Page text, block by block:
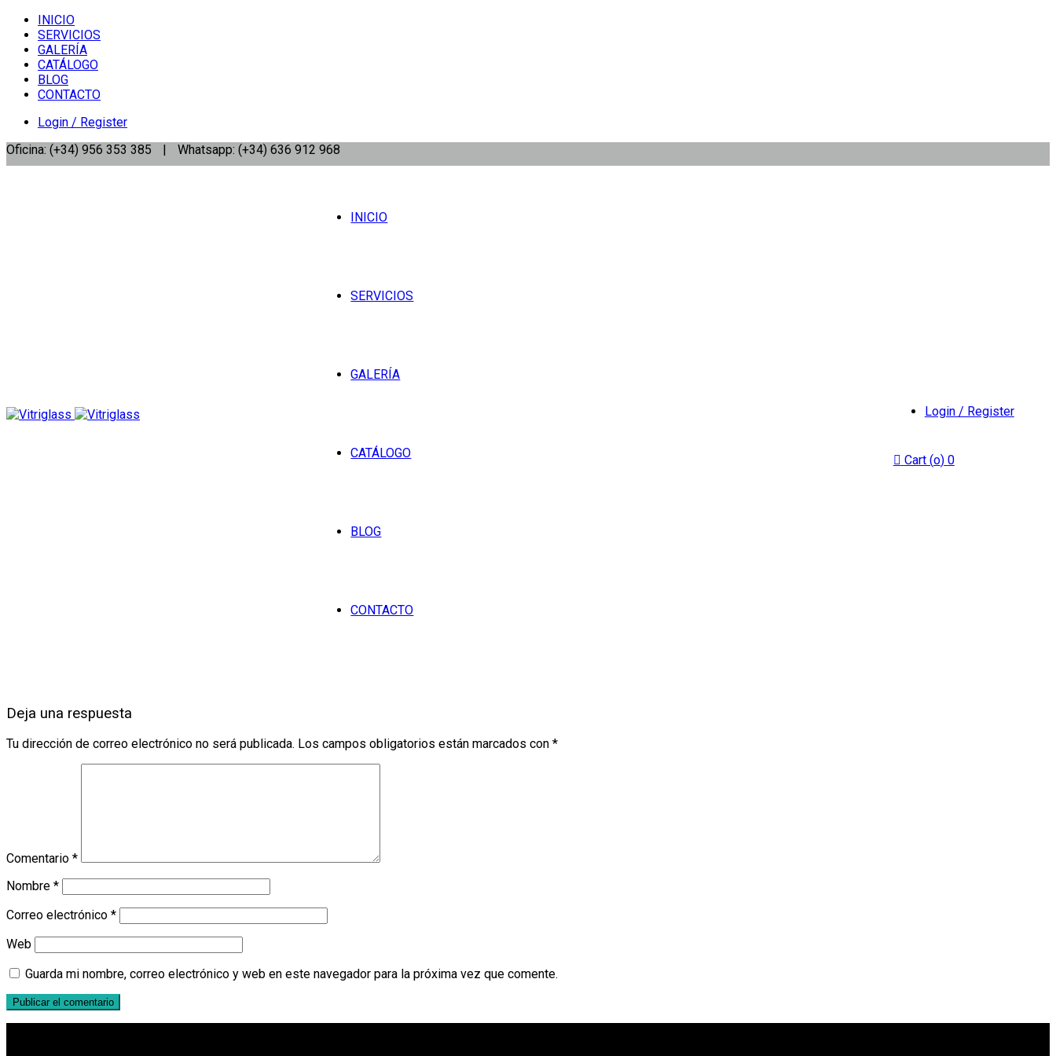
INICIO
SERVICIOS
GALERÍA
CATÁLOGO
BLOG
CONTACTO
Login / Register
Oficina: (+34) 956 353 385
| Whatsapp: (+34) 636 912 968
INICIO
SERVICIOS
GALERÍA
CATÁLOGO
BLOG
CONTACTO
Login / Register
Cart (o) 0
Deja una respuesta
Tu dirección de correo electrónico no será publicada. Los campos obligatorios están marcados con *
Comentario *
Nombre *
Correo electrónico *
Web
Guarda mi nombre, correo electrónico y web en este navegador para la próxima vez que comente.